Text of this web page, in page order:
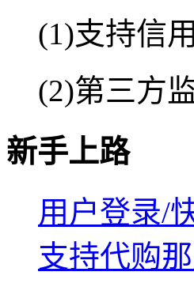
(1)支持信
(2)第三方
新手上路
用户登录/
支持代购